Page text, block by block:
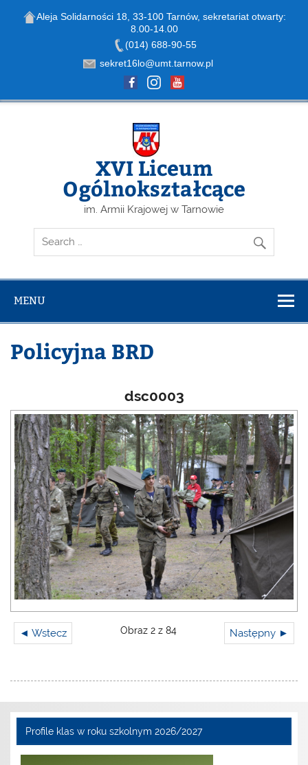
Aleja Solidarności 18, 33-100 Tarnów, sekretariat otwarty:
8.00-14.00
(014) 688-90-55
sekret16lo@umt.tarnow.pl
Skip
XVI Liceum
Ogólnokształcące
im. Armii Krajowej w Tarnowie
MENU
Policyjna BRD
dsc0003
◄ Wstecz Następny ►
Obraz 2 z 84
Profile klas w roku szkolnym 2026/2027